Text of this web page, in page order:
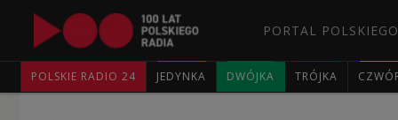
PORTAL
POLSKIE RADIO 24 JEDYNKA DWÓJKA TRÓJKA